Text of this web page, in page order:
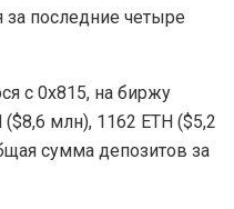
за последние четыре
с 0x815, на биржу
млн), 1162 ETH ($5,2
сумма депозитов за